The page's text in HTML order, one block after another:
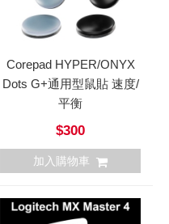
Corepad HYPER/ONYX
Dots G+通用型鼠貼 速度/
平衡
$300
加入購物車